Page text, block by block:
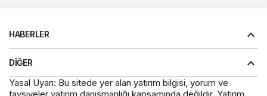
HABERLER
DIĞER
Yasal Uyarı: Bu sitede yer alan yatırım bilgisi, yorum ve